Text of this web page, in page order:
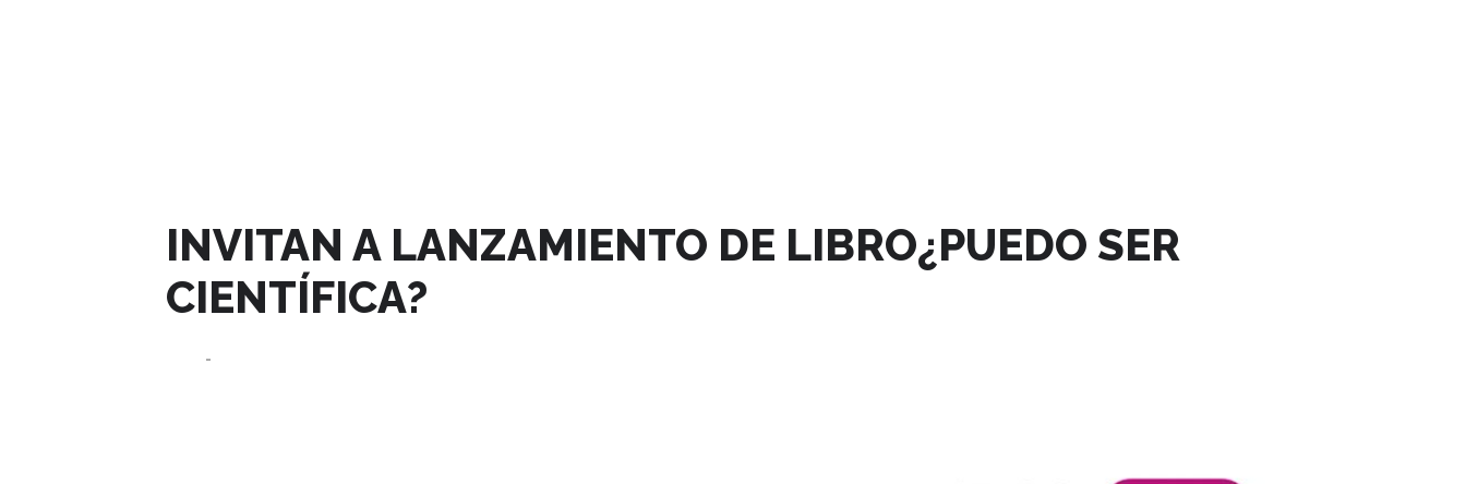
INVITAN A LANZAMIENTO DE LIBRO¿PUEDO SER
CIENTÍFICA?